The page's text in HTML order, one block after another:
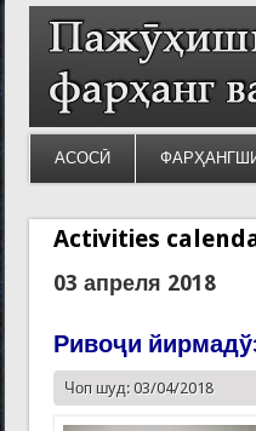
АСОСӢ
Activities
03 апреля 2018
Ривоҷи
Чоп шуд: 03/04/2018